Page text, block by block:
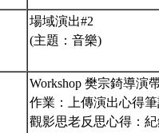
場域演出#2
(主題：音樂)
Workshop 樊宗錡導演
作業：上傳演出心得
觀影思老反思心得：紀